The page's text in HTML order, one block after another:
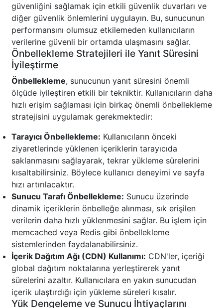
güvenliğini sağlamak için etkili güvenlik duvarları ve
diğer güvenlik önlemlerini uygulayın. Bu, sunucunun
performansını olumsuz etkilemeden kullanıcıların
verilerine güvenli bir ortamda ulaşmasını sağlar.
Önbellekleme Stratejileri ile Yanıt Süresini
İyileştirme
Önbellekleme, sunucunun yanıt süresini önemli
ölçüde iyileştiren etkili bir tekniktir. Kullanıcıların daha
hızlı erişim sağlaması için birkaç önemli önbellekleme
stratejisini uygulamak gerekmektedir:
Tarayıcı Önbellekleme: Kullanıcıların önceki
ziyaretlerinde yüklenen içeriklerin tarayıcıda
saklanmasını sağlayarak, tekrar yükleme sürelerini
kısaltabilirsiniz. Böylece kullanıcı deneyimi ve sayfa
hızı artırılacaktır.
Sunucu Tarafı Önbellekleme: Sunucu üzerinde
dinamik içeriklerin önbelleğe alınması, sık erişilen
verilerin daha hızlı yüklenmesini sağlar. Bu işlem için
memcached veya Redis gibi önbellekleme
sistemlerinden faydalanabilirsiniz.
İçerik Dağıtım Ağı (CDN) Kullanımı: CDN'ler, içeriği
global dağıtım noktalarına yerleştirerek yanıt
sürelerini azaltır. Kullanıcılara en yakın sunucudan
içerik ulaştırdığı için yükleme süreleri kısalır.
Yük Dengeleme ve Sunucu İhtiyaçlarını